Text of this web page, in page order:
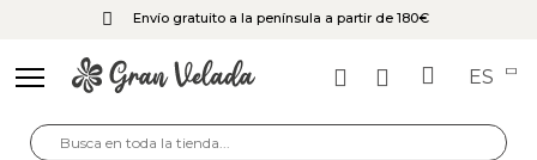
Envío gratuito a la península a partir de 180€
ES